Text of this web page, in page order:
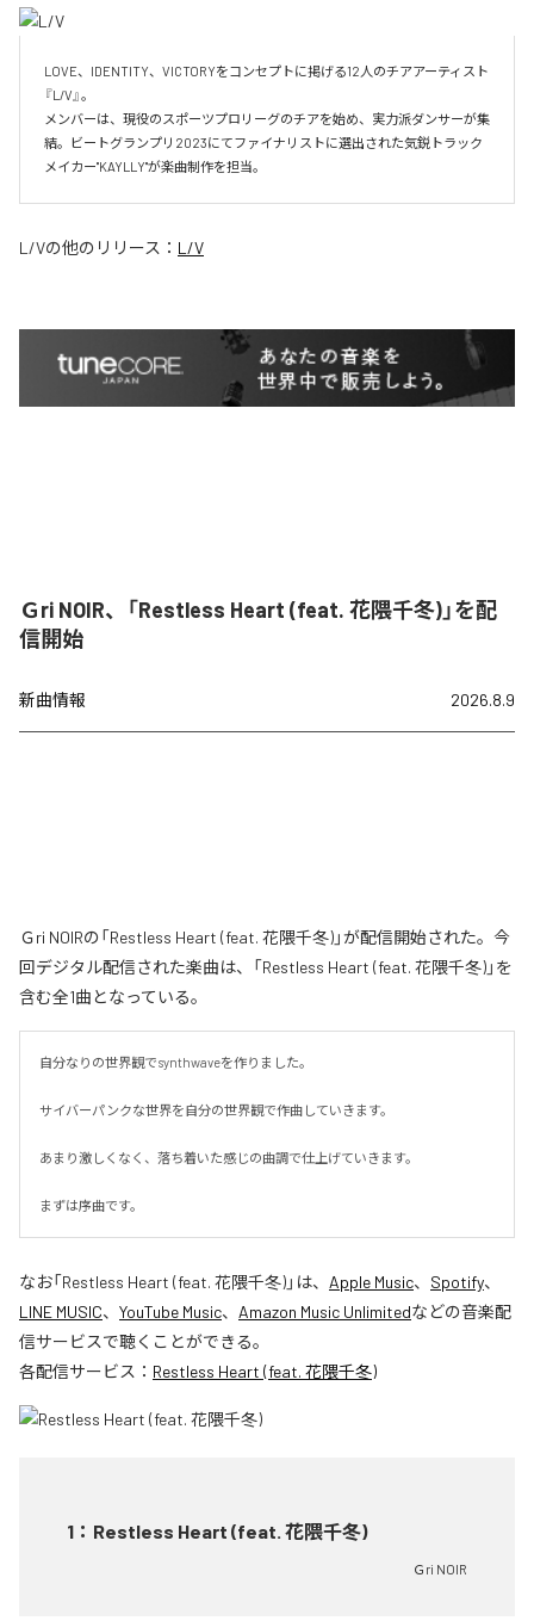
LOVE、IDENTITY、VICTORYをコンセプトに掲げる12人のチアアーティスト
『L/V』。
メンバーは、現役のスポーツプロリーグのチアを始め、実力派ダンサーが集
結。ビートグランプリ2023にてファイナリストに選出された気鋭トラック
メイカー"KAYLLY"が楽曲制作を担当。
L/Vの他のリリース： L/V
Ｇri NOIR、「Restless Heart (feat. 花隈千冬)」を配
信開始
新曲情報 2026.8.9
Ｇri NOIRの「Restless Heart (feat. 花隈千冬)」が配信開始された。今
回デジタル配信された楽曲は、「Restless Heart (feat. 花隈千冬)」を
含む全1曲となっている。
自分なりの世界観でsynthwaveを作りました。
サイバーパンクな世界を自分の世界観で作曲していきます。
あまり激しくなく、落ち着いた感じの曲調で仕上げていきます。
まずは序曲です。
なお「Restless Heart (feat. 花隈千冬)」は、 Apple Music、 Spotify、
LINE MUSIC、 YouTube Music、 Amazon Music Unlimitedなどの音楽配
信サービスで聴くことができる。
各配信サービス： Restless Heart (feat. 花隈千冬)
1 ： Restless Heart (feat. 花隈千冬)
Ｇri NOIR